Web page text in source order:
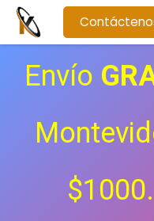
Envío